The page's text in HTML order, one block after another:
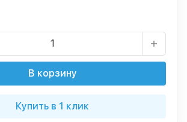
В корзину
Купить в 1 клик